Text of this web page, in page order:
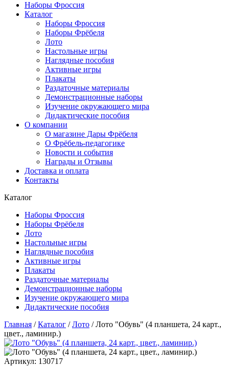
Наборы Фроссия
Каталог
Наборы Фроссия
Наборы Фрёбеля
Лото
Настольные игры
Наглядные пособия
Активные игры
Плакаты
Раздаточные материалы
Демонстрационные наборы
Изучение окружающего мира
Дидактические пособия
О компании
О магазине Дары Фрёбеля
О Фрёбель-педагогике
Новости и события
Награды и Отзывы
Доставка и оплата
Контакты
Каталог
Наборы Фроссия
Наборы Фрёбеля
Лото
Настольные игры
Наглядные пособия
Активные игры
Плакаты
Раздаточные материалы
Демонстрационные наборы
Изучение окружающего мира
Дидактические пособия
Главная /Каталог /Лото /Лото "Обувь" (4 планшета, 24 карт.,
цвет., ламинир.)
Артикул: 130717